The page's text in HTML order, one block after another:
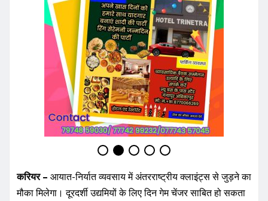
करियर – आयात-निर्यात व्यवसाय में अंतरराष्ट्रीय क्लाइंट्स से जुड़ने का
मौका मिलेगा। दूरदर्शी उद्यमियों के लिए दिन गेम चेंजर साबित हो सकता